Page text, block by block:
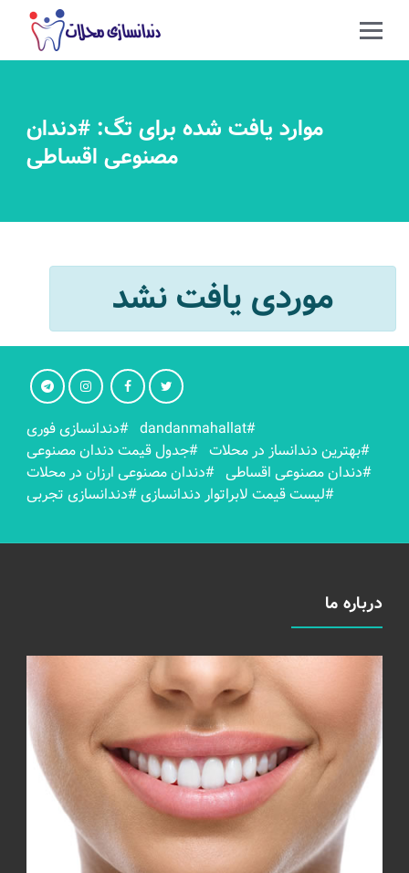
موارد یافت شده برای تگ: #دندان
مصنوعی اقساطی
موردی یافت نشد
#dandanmahallat
#دندانسازی فوری
#بهترين دندانساز در محلات #جدول قیمت دندان مصنوعی
#دندان مصنوعی اقساطی #دندان مصنوعی ارزان در محلات
#لیست قیمت لابراتوار دندانسازی#دندانسازی تجربی
درباره ما